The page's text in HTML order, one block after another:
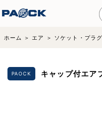
ホーム エア ソケット・プラグ
PAOCK キャップ付エア